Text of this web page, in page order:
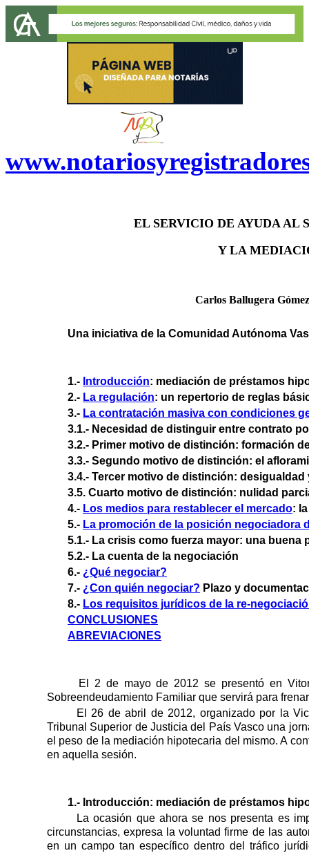
EL SERVICIO DE AYUDA AL
Y LA
Carlos Ballugera
Una iniciativa de la Comunidad Autónoma
1.- Introducción: mediación de préstamos
2.- La regulación: un repertorio de reglas
3.- La contratación masiva con condiciones
3.1.- Necesidad de distinguir entre contrato
3.2.- Primer motivo de distinción: formación
3.3.- Segundo motivo de distinción: el
3.4.- Tercer motivo de distinción:
3.5. Cuarto motivo de distinción: nulidad
4.- Los medios para restablecer el mercado:
5.- La promoción de la posición negociadora
5.1.- La crisis como fuerza mayor: una buena
5.2.- La cuenta de la negociación
6.- ¿Qué negociar?
7.- ¿Con quién negociar? Plazo y
8.- Los requisitos jurídicos de la re-
CONCLUSIONES
ABREVIACIONES
El 2 de mayo de 2012 se presentó en
Sobreendeudamiento Familiar que servirá para
El 26 de abril de 2012, organizado por la
Tribunal Superior de Justicia del País Vasco una
el peso de la mediación hipotecaria del mismo. A
en aquella sesión.
1.- Introducción: mediación de préstamos
La ocasión que ahora se nos presenta es
circunstancias, expresa la voluntad firme de las
en un campo tan específico dentro del tráfico